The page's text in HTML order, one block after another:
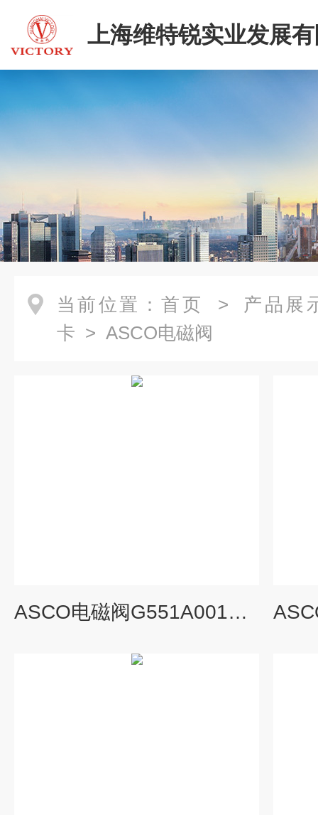
上海维特锐实业发展
当前位置： 首页 > 产品展
卡 > ASCO电磁阀
ASCO电磁阀G551A001MS型号参照表